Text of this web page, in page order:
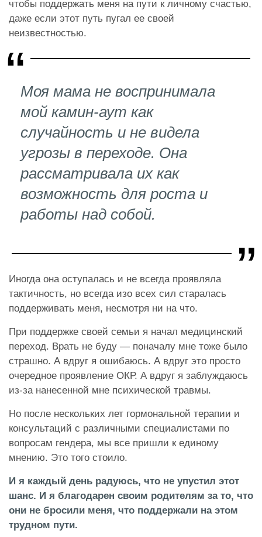
чтобы поддержать меня на пути к личному счастью,
даже если этот путь пугал ее своей
неизвестностью.
Моя мама не воспринимала
мой камин-аут как
случайность и не видела
угрозы в переходе. Она
рассматривала их как
возможность для роста и
работы над собой.
Иногда она оступалась и не всегда проявляла
тактичность, но всегда изо всех сил старалась
поддерживать меня, несмотря ни на что.
При поддержке своей семьи я начал медицинский
переход. Врать не буду — поначалу мне тоже было
страшно. А вдруг я ошибаюсь. А вдруг это просто
очередное проявление ОКР. А вдруг я заблуждаюсь
из-за нанесенной мне психической травмы.
Но после нескольких лет гормональной терапии и
консультаций с различными специалистами по
вопросам гендера, мы все пришли к единому
мнению. Это того стоило.
И я каждый день радуюсь, что не упустил этот
шанс. И я благодарен своим родителям за то, что
они не бросили меня, что поддержали на этом
трудном пути.